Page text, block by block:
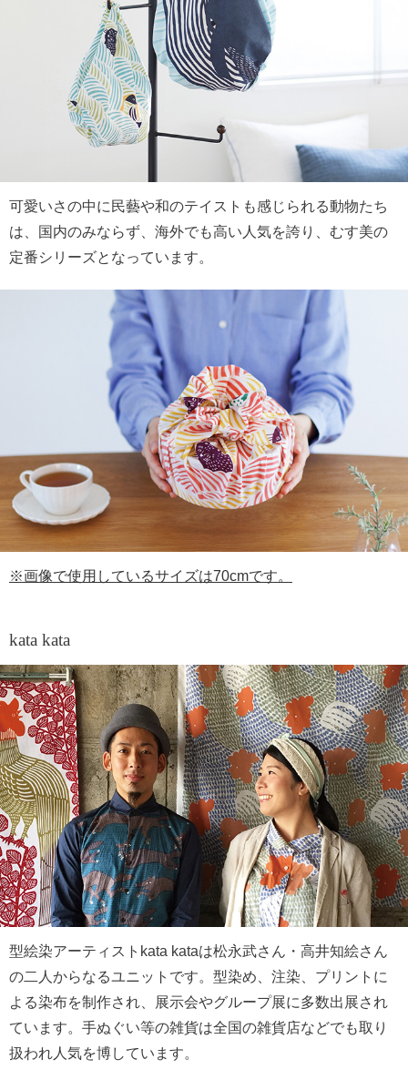
可愛いさの中に民藝や和のテイストも感じられる動物たち
は、国内のみならず、海外でも高い人気を誇り、むす美の
定番シリーズとなっています。
※画像で使用しているサイズは70cmです。
kata kata
型絵染アーティストkata kataは松永武さん・高井知絵さん
の二人からなるユニットです。型染め、注染、プリントに
よる染布を制作され、展示会やグループ展に多数出展され
ています。手ぬぐい等の雑貨は全国の雑貨店などでも取り
扱われ人気を博しています。